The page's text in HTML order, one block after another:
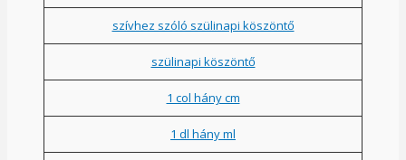
szívhez szóló szülinapi köszöntő
szülinapi köszöntő
1 col hány cm
1 dl hány ml